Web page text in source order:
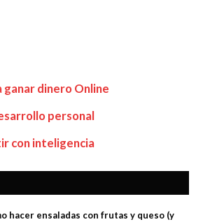
dinero Online
personal
con inteligencia
hacer ensaladas con frutas y queso (y